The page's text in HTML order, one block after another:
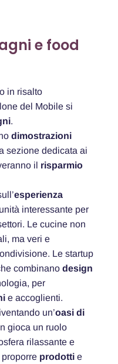
e food
in risalto
del Mobile si
.
dimostrazioni
sezione dedicata ai
il risparmio
esperienza
interessante per
Le cucine non
ma veri e
Le startup
combinano design
per
e accoglienti.
un’oasi di
gioca un ruolo
rilassante e
prodotti e